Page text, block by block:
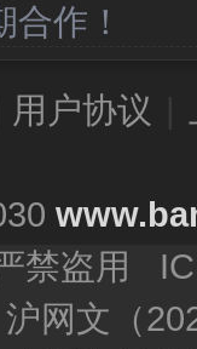
作！
用户协议
禁盗用
网文（